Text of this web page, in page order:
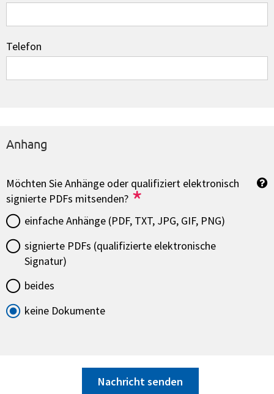
Telefon
Anhang
Möchten Sie Anhänge oder qualifiziert elektronisch
signierte PDFs mitsenden? *
einfache Anhänge (PDF, TXT, JPG, GIF, PNG)
signierte PDFs (qualifizierte elektronische
Signatur)
beides
keine Dokumente
Nachricht senden